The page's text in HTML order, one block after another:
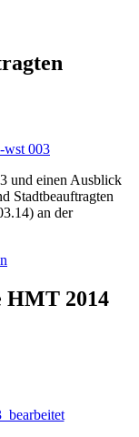
und einen Ausblick
Stadtbeauftragten
an der
HMT 2014